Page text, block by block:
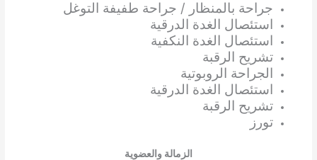
جراحة بالمنظار / جراحة طفيفة التوغل
استئصال الغدة الدرقية
استئصال الغدة النكفية
تشريح الرقبة
الجراحة الروبوتية
استئصال الغدة الدرقية
تشريح الرقبة
تورز
الزمالة والعضوية